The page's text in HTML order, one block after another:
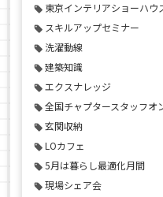
東京インテリアショーハウ
スキルアップセミナー
洗濯動線
建築知識
エクスナレッジ
全国チャプタースタッフオ
玄関収納
LOカフェ
5月は暮らし最適化月間
現場シェア会